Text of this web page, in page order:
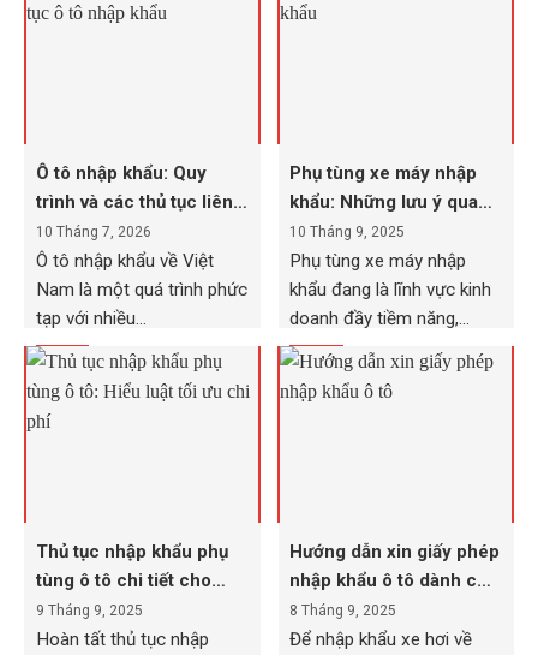
Ô tô nhập khẩu: Quy
trình và các thủ tục liên
quan
10 Tháng 7, 2026
Ô tô nhập khẩu về Việt
Nam là một quá trình phức
tạp với nhiều...
Phụ tùng xe máy nhập
khẩu: Những lưu ý quan
trọng cần biết
10 Tháng 9, 2025
Phụ tùng xe máy nhập
khẩu đang là lĩnh vực kinh
doanh đầy tiềm năng,...
Thủ tục nhập khẩu phụ
tùng ô tô chi tiết cho
doanh nghiệp!
9 Tháng 9, 2025
Hoàn tất thủ tục nhập
Hướng dẫn xin giấy phép
nhập khẩu ô tô dành cho
doanh nghiệp
8 Tháng 9, 2025
Để nhập khẩu xe hơi về